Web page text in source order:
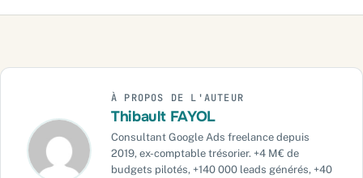
À PROPOS DE L'AUTEUR
Thibault FAYOL
Consultant Google Ads freelance depuis
2019, ex-comptable trésorier. +4 M€ de
budgets pilotés, +140 000 leads générés, +40